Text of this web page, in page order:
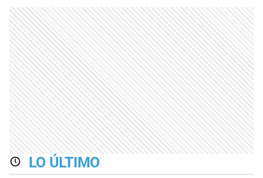
LO ÚLTIMO